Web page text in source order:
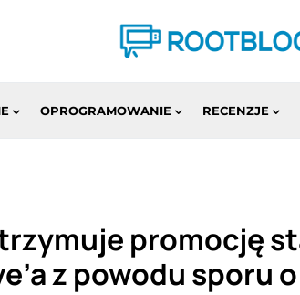
OPROGRAMOWANIE RECENZJE
promocję
z powodu sporu